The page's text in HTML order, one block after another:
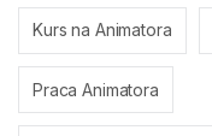
Kurs na Animatora
Praca Animatora